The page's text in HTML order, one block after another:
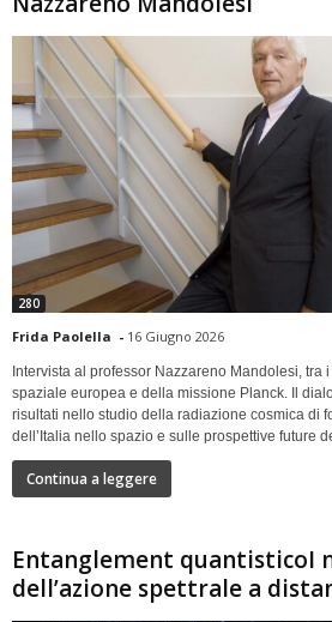
280
Frida Paolella - 16 Giugno 2026
Intervista al professor Nazzareno Mandolesi,
spaziale europea e della missione Planck. Il
risultati nello studio della radiazione cosmica di
dell’Italia nello spazio e sulle prospettive future
Continua a leggere
Entanglement quantisticoI
dell’azione spettrale a